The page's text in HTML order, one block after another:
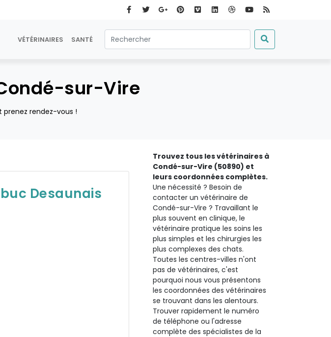
VÉTÉRINAIRES SANTÉ
sur-Vire
prenez rendez-vous !
Desaunais
Trouvez tous les vétérinaires à
Condé-sur-Vire (50890) et
leurs coordonnées complètes.
Une nécessité ? Besoin de
contacter un vétérinaire de
Condé-sur-Vire ? Travaillant le
plus souvent en clinique, le
vétérinaire pratique les soins les
plus simples et les chirurgies les
plus complexes des chats.
Toutes les centres-villes n'ont
pas de vétérinaires, c'est
pourquoi nous vous présentons
les coordonnées des vétérinaires
se trouvant dans les alentours.
Trouver rapidement le numéro
de téléphone ou l'adresse
complète des spécialistes de la